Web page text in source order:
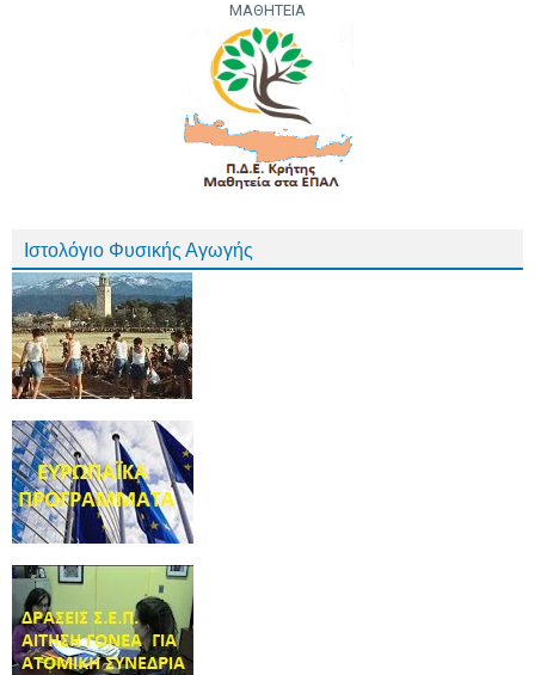
ΜΑΘΗΤΕΙΑ
Ιστολόγιο Φυσικής Αγωγής